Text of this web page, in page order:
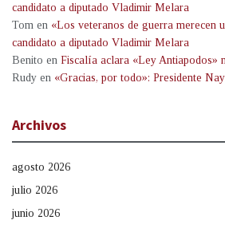
candidato a diputado Vladimir Melara
Tom en «Los veteranos de guerra merecen
candidato a diputado Vladimir Melara
Benito en Fiscalía aclara «Ley Antiapodos»
Rudy en «Gracias, por todo»: Presidente
Archivos
agosto 2026
julio 2026
junio 2026